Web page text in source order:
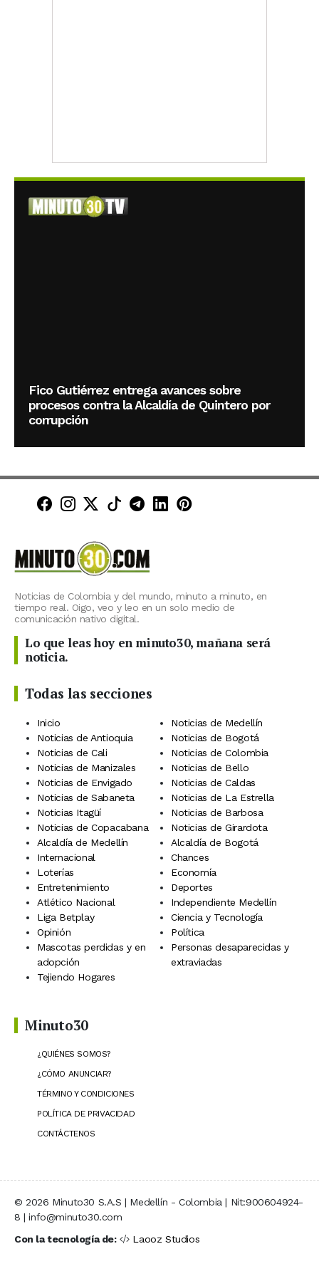
Fico Gutiérrez entrega avances sobre
procesos contra la Alcaldía de Quintero por
corrupción
Minuto30 en Facebook
Minuto30 en Instagram
Minuto30 en X (Twitter)
Minuto30 en TikTok
Canal de Minuto30 en
Minuto30 en LinkedIn
Minuto30 en
Noticias de Colombia y del mundo, minuto a minuto, en
tiempo real. Oigo, veo y leo en un solo medio de
comunicación nativo digital.
Lo que leas hoy en minuto30, mañana será
noticia.
Todas las secciones
Inicio
Noticias de Medellín
Noticias de Antioquia
Noticias de Bogotá
Noticias de Cali
Noticias de Colombia
Noticias de Manizales
Noticias de Bello
Noticias de Envigado
Noticias de Caldas
Noticias de Sabaneta
Noticias de La Estrella
Noticias Itagüí
Noticias de Barbosa
Noticias de Copacabana
Noticias de Girardota
Alcaldía de Medellín
Alcaldía de Bogotá
Internacional
Chances
Loterías
Economía
Entretenimiento
Deportes
Atlético Nacional
Independiente Medellín
Liga Betplay
Ciencia y Tecnología
Opinión
Política
Mascotas perdidas y en
adopción
Personas desaparecidas y
extraviadas
Tejiendo Hogares
Minuto30
¿QUIÉNES SOMOS?
¿CÓMO ANUNCIAR?
TÉRMINO Y CONDICIONES
POLÍTICA DE PRIVACIDAD
CONTÁCTENOS
© 2026 Minuto30 S.A.S | Medellín - Colombia | Nit:900604924-
8 | info@minuto30.com
Con la tecnología de:
Laooz Studios